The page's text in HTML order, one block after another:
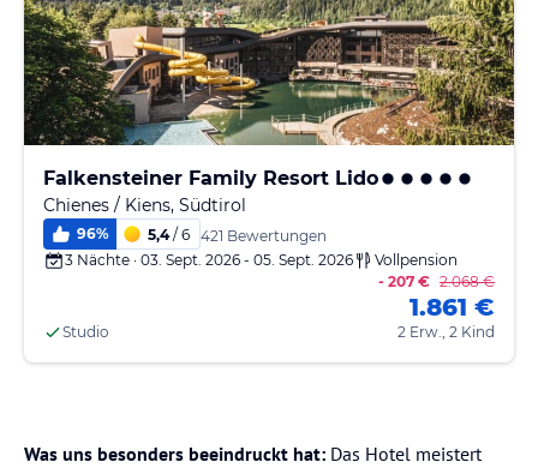
Falkensteiner Family Resort Lido
Chienes / Kiens, Südtirol
96% 5,4/ 6 421 Bewertungen
3 Nächte · 03. Sept. 2026 - 05. Sept. 2026
Vollpension
Studio
- 207 € 2.068 €
1.861 €
2 Erw., 2 Kind
Was uns besonders beeindruckt hat: Das Hotel meistert